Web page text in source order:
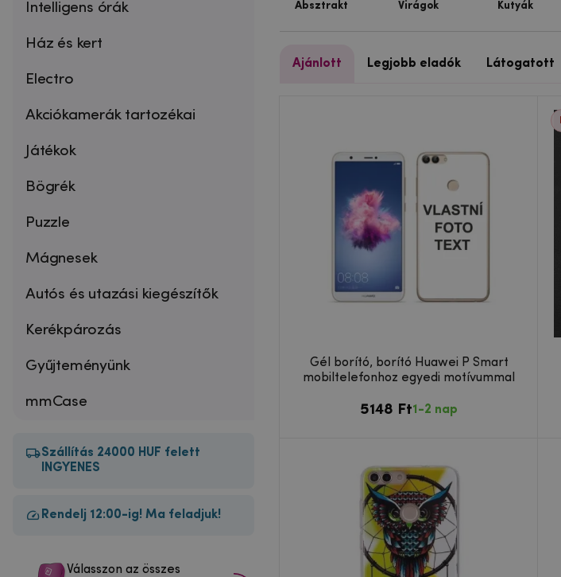
Absztrakt Virágok Kutyák
Ajánlott Legjobb eladók Látogatott
Gél borító, borító Huawei P Smart
mobiltelefonhoz egyedi motívummal
5148 Ft1-2 nap
Intelligens órák
Ház és kert
Electro
Akciókamerák tartozékai
Játékok
Bögrék
Puzzle
Mágnesek
Autós és utazási kiegészítők
Kerékpározás
Gyűjteményünk
mmCase
Szállítás 24000 HUF felett
INGYENES
Rendelj 12:00-ig! Ma feladjuk!
Válasszon az összes